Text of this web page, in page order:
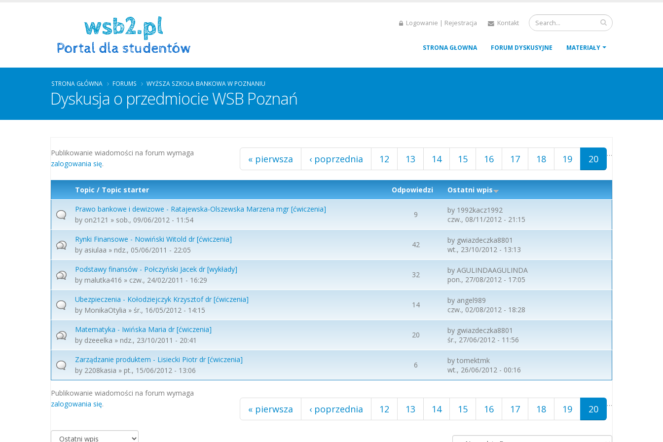
Logowanie | Rejestracja Kontakt
STRONA GŁOWNA FORUM DYSKUSYJNE MATERIAŁY
STRONA GŁÓWNA FORUMS WYŻSZA SZKOŁA BANKOWA W POZNANIU
Dyskusja o przedmiocie WSB Poznań
Publikowanie wiadomości na forum wymaga
zalogowania się.
Strony
« pierwsza ‹ poprzednia …
12 13 14 15 16 17 18 19 20
Topic / Topic starter Odpowiedzi Ostatni wpis
Prawo bankowe i dewizowe - Ratajewska-Olszewska Marzena mgr [ćwiczenia]
by on2121 » sob., 09/06/2012 - 11:54
9 by 1992kacz1992
czw., 08/11/2012 - 21:15
Rynki Finansowe - Nowiński Witold dr [ćwiczenia]
by asiulaa » ndz., 05/06/2011 - 22:05
42 by gwiazdeczka8801
wt., 23/10/2012 - 13:13
Podstawy finansów - Połczyński Jacek dr [wykłady]
by malutka416 » czw., 24/02/2011 - 16:29
32 by AGULINDAAGULINDA
pon., 27/08/2012 - 17:05
Ubezpieczenia - Kołodziejczyk Krzysztof dr [ćwiczenia]
by MonikaOtylia » śr., 16/05/2012 - 14:15
14 by angel989
czw., 02/08/2012 - 18:28
Matematyka - Iwińska Maria dr [ćwiczenia]
by dzeeelka » ndz., 23/10/2011 - 20:41
20 by gwiazdeczka8801
śr., 27/06/2012 - 11:56
Zarządzanie produktem - Lisiecki Piotr dr [ćwiczenia]
by 2208kasia » pt., 15/06/2012 - 13:06
6 by tomektmk
wt., 26/06/2012 - 00:16
Publikowanie wiadomości na forum wymaga
zalogowania się.
Strony
« pierwsza ‹ poprzednia …
12 13 14 15 16 17 18 19 20
Porządkuj według